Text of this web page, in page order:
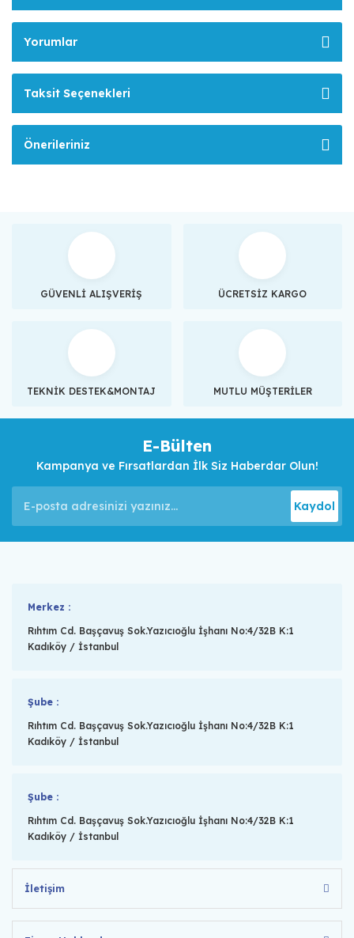
Yorumlar
Taksit Seçenekleri
Önerileriniz
GÜVENLİ ALIŞVERİŞ ÜCRETSİZ KARGO
TEKNİK DESTEK&MONTAJ MUTLU MÜŞTERİLER
E-Bülten
Kampanya ve Fırsatlardan İlk Siz Haberdar Olun!
Kaydol
Merkez :
Rıhtım Cd. Başçavuş Sok.Yazıcıoğlu İşhanı No:4/32B K:1
Kadıköy / İstanbul
Şube :
Rıhtım Cd. Başçavuş Sok.Yazıcıoğlu İşhanı No:4/32B K:1
Kadıköy / İstanbul
Şube :
Rıhtım Cd. Başçavuş Sok.Yazıcıoğlu İşhanı No:4/32B K:1
Kadıköy / İstanbul
İletişim